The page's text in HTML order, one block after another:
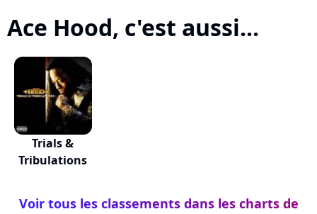
Ace Hood, c'est aussi...
Trials &
Tribulations
Voir tous les classements dans les charts de